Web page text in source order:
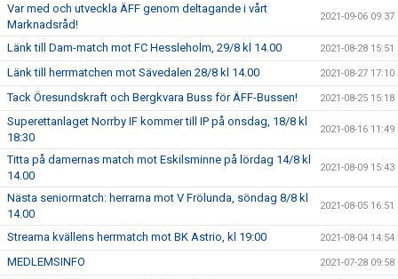
Var med och utveckla ÄFF genom deltagande i vårt
Marknadsråd!
2021-09-06 09:37
Länk till Dam-match mot FC Hessleholm, 29/8 kl 14.00 2021-08-28 15:51
Länk till herrmatchen mot Sävedalen 28/8 kl 14.00 2021-08-27 17:10
Tack Öresundskraft och Bergkvara Buss för ÄFF-Bussen! 2021-08-25 15:18
Superettanlaget Norrby IF kommer till IP på onsdag, 18/8 kl
18:30
2021-08-16 11:49
Titta på damernas match mot Eskilsminne på lördag 14/8 kl
14.00
2021-08-09 15:43
Nästa seniormatch: herrarna mot V Frölunda, söndag 8/8 kl
14.00
2021-08-05 16:51
Streama kvällens herrmatch mot BK Astrio, kl 19:00 2021-08-04 14:54
MEDLEMSINFO 2021-07-28 09:58